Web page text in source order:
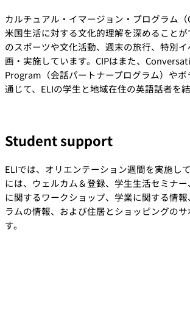
カルチュアル・イマージョン・プログラム（
米国生活に対する文化的理解を深めること
のスポーツや文化活動、週末の旅行、特別
画・実施しています。CIPはまた、
Program（会話パートナープログラム）やボ
通じて、ELIの学生と地域在住の英語話者を結
Student support
ELIでは、オリエンテーション週間を実施し
には、ウェルカム＆登録、学生生活セミナ
に関するワークショップ、学業に関する情
ラムの情報、および住居とショッピングの
す。